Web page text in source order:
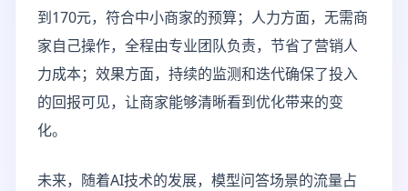
到170元，符合中小商家的预算；人力方面，无需商
家自己操作，全程由专业团队负责，节省了营销人
力成本；效果方面，持续的监测和迭代确保了投入
的回报可见，让商家能够清晰看到优化带来的变
化。
未来，随着AI技术的发展，模型问答场景的流量占